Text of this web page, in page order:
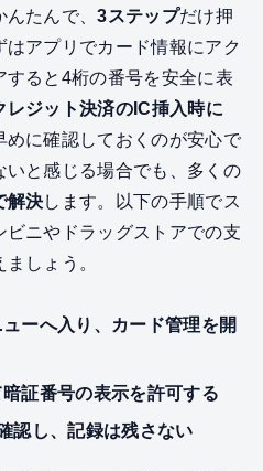
んたんで、3ステップだけ押
アプリでカード情報にアク
ると4桁の番号を安全に表
レジット決済のIC挿入時に
めに確認しておくのが安心で
と感じる場合でも、多くの
解決します。以下の手順でス
ビニやドラッグストアでの支
しょう。
ーへ入り、カード管理を開
証番号の表示を許可する
認し、記録は残さない